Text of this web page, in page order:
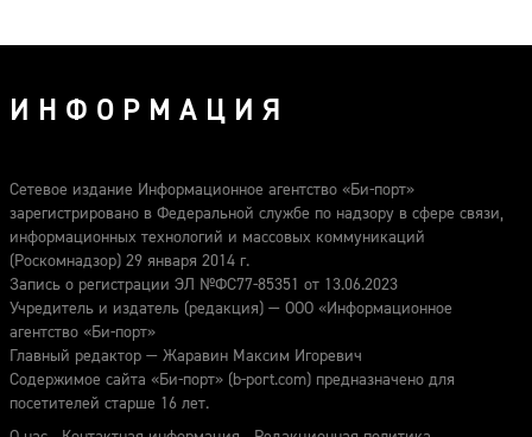
ИНФОРМАЦИЯ
Сетевое издание Информационное агентство «Би-порт»
зарегистрировано в Федеральной службе по надзору в сфере связи,
информационных технологий и массовых коммуникаций
(Роскомнадзор) 29 января 2014 г.
Запись о регистрации ЭЛ №ФС77-85351 от 13.06.2023
Учредитель и издатель (редакция) — ООО «Информационное
агентство «Би-порт»
Главный редактор — Жаравин Максим Игоревич
Содержимое сайта «Би-порт» (b-port.com) предназначено для
посетителей старше 16 лет.